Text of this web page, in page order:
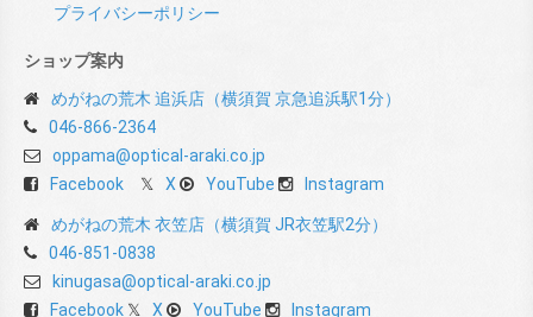
プライバシーポリシー
ショップ案内
めがねの荒木 追浜店（横須賀 京急追浜駅1分）
046-866-2364
oppama@optical-araki.co.jp
Facebook
X YouTube Instagram
めがねの荒木 衣笠店（横須賀 JR衣笠駅2分）
046-851-0838
kinugasa@optical-araki.co.jp
Facebook
X YouTube Instagram